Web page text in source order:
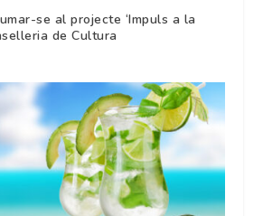
se al projecte ‘Impuls a la
de Cultura